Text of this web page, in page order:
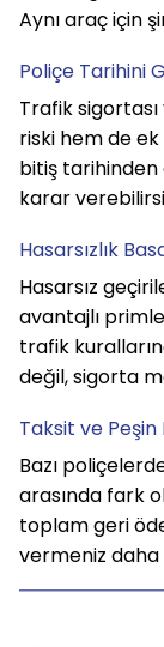
Aynı araç için
Poliçe Tarihini
Trafik
riski hem de
bitiş
karar
Hasarsızlık
Hasarsız
avantajlı
trafik
değil, sigorta
Taksit ve Peşin
Bazı
arasında fark
toplam geri
vermeniz daha